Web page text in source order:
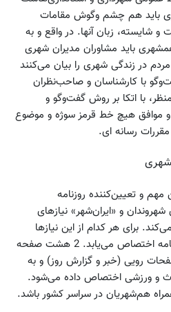
باید هم چشم وگوش مقامات
زبان آنها. در واقع و به
همشهری باید مشاوران مدیران شهری
در زندگی شهری را بیان می‌کنند
با کارشناسان و صاحب‌نظران
با اتکا بر روش گفت‌وگو و
و موافق هیچ خط قرمز سوژه و موضوع
رسانه ای.
مهم و تعیین‌کننده روزنامه
و «ایران‌شهر» نیازهای
برای هر کدام از این نیازها
8صفحه مجزا و مستقل در روزنامه اختصاص می‌یابد. 2 هشت صفحه
به صفحات رویی (خبر و گزارش روز) و به
و ورزشی اختصاص داده می‌شود.
هم‌شهریان در سراسر کشور باشد.